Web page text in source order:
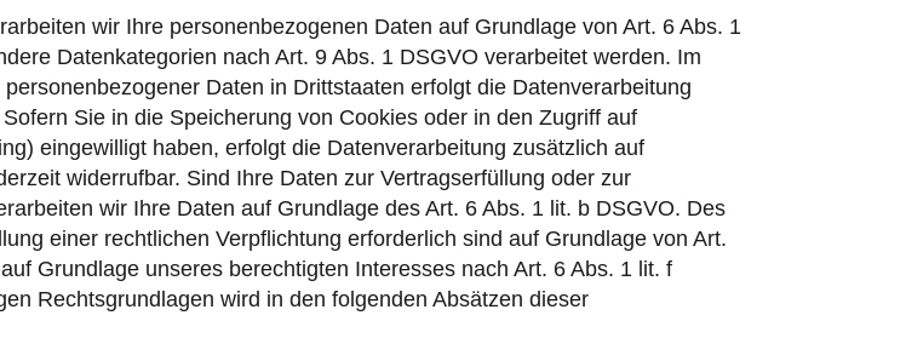
wir Ihre personenbezogenen Daten auf Grundlage von Art. 6 Abs. 1
Datenkategorien nach Art. 9 Abs. 1 DSGVO verarbeitet werden. Im
Daten in Drittstaaten erfolgt die Datenverarbeitung
Sie in die Speicherung von Cookies oder in den Zugriff auf
eingewilligt haben, erfolgt die Datenverarbeitung zusätzlich auf
widerrufbar. Sind Ihre Daten zur Vertragserfüllung oder zur
wir Ihre Daten auf Grundlage des Art. 6 Abs. 1 lit. b DSGVO. Des
einer rechtlichen Verpflichtung erforderlich sind auf Grundlage von Art.
Grundlage unseres berechtigten Interesses nach Art. 6 Abs. 1 lit. f
Rechtsgrundlagen wird in den folgenden Absätzen dieser